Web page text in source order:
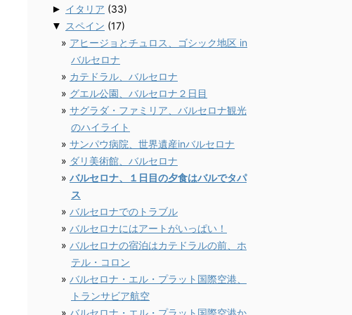
► イタリア (33)
▼ スペイン (17)
アヒージョとチュロス、ゴシック地区 in
バルセロナ
カテドラル、バルセロナ
グエル公園、バルセロナ２日目
サグラダ・ファミリア、バルセロナ観光
のハイライト
サンパウ病院、世界遺産inバルセロナ
ダリ美術館、バルセロナ
バルセロナ、１日目の夕食はバルでタパ
ス
バルセロナでのトラブル
バルセロナにはアートがいっぱい！
バルセロナの宿泊はカテドラルの前、ホ
テル・コロン
バルセロナ・エル・プラット国際空港、
トランサビア航空
バルセロナ・エル・プラット国際空港か